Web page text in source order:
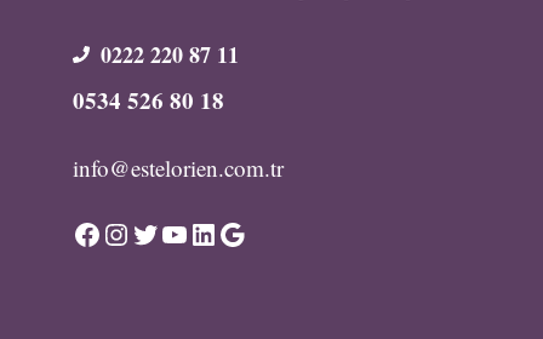
0222 220 87 11
0534 526 80 18
info@estelorien.com.tr
Facebook
Instagram
Twitter
YouTube
LinkedIn
Google